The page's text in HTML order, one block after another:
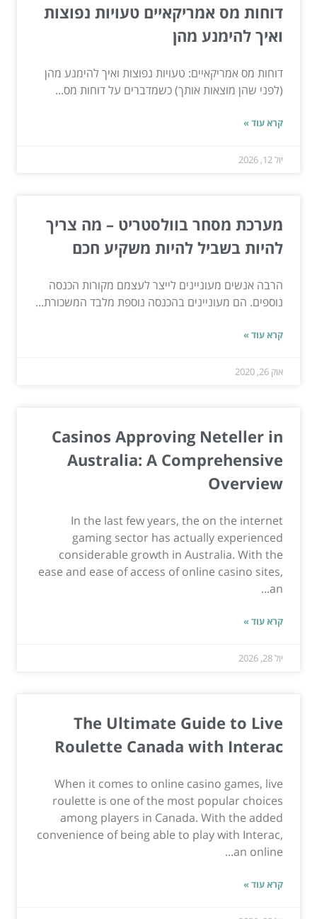
דוחות מס אמריקאיים טעויות נפוצות
ואיך להימנע מהן
דוחות מס אמריקאיים: טעויות נפוצות ואיך להימנע מהן
(לפני שהן מוצאות אותך) כשמדברים על דוחות מס...
קרא עוד »
יול 12, 2026
מערכת מסחר בוולסטריט – מה צריך
להיות בשביל להיות משקיע חכם
הרבה אנשים מעוניינים לייצר לעצמם מקורות הכנסה
נוספים. הם מעוניינים בהכנסה נוספת מלבד המשכורת...
קרא עוד »
אוק 26, 2020
Casinos Approving Neteller in
Australia: A Comprehensive
Overview
In the last few years, the on the internet
gaming sector has actually experienced
considerable growth in Australia. With the
ease and ease of access of online casino sites,
an...
קרא עוד »
יול 28, 2026
The Ultimate Guide to Live
Roulette Canada with Interac
When it comes to online casino games, live
roulette is one of the most popular choices
among players in Canada. With the added
convenience of being able to play with Interac,
an online...
קרא עוד »